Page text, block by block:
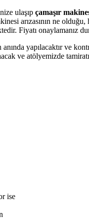
ulaşıp çamaşır
arızasının ne
Fiyatı onaylamanız
yapılacaktır ve
ve atölyemizde
ise